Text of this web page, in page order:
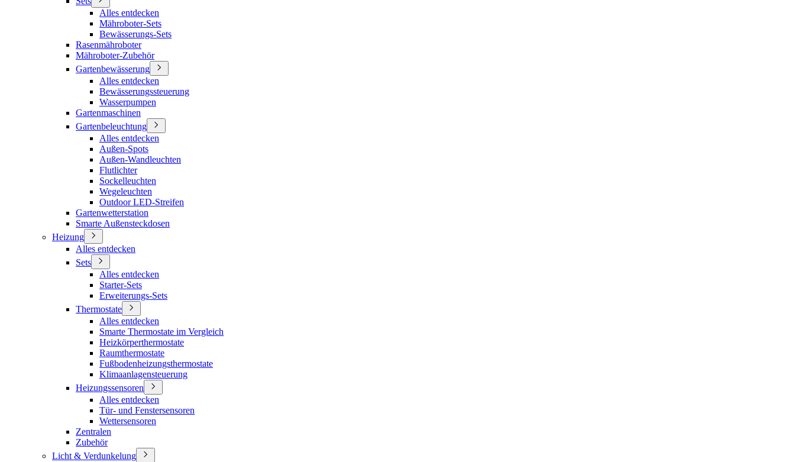
Alles entdecken
Mähroboter-Sets
Bewässerungs-Sets
Rasenmähroboter
Mähroboter-Zubehör
Gartenbewässerung
Alles entdecken
Bewässerungssteuerung
Wasserpumpen
Gartenmaschinen
Gartenbeleuchtung
Alles entdecken
Außen-Spots
Außen-Wandleuchten
Flutlichter
Sockelleuchten
Wegeleuchten
Outdoor LED-Streifen
Gartenwetterstation
Smarte Außensteckdosen
Heizung
Alles entdecken
Sets
Alles entdecken
Starter-Sets
Erweiterungs-Sets
Thermostate
Alles entdecken
Smarte Thermostate im Vergleich
Heizkörperthermostate
Raumthermostate
Fußbodenheizungsthermostate
Klimaanlagensteuerung
Heizungssensoren
Alles entdecken
Tür- und Fenstersensoren
Wettersensoren
Zentralen
Zubehör
Licht & Verdunkelung